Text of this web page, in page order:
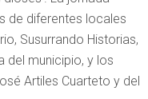
de diferentes locales
Susurrando Historias,
del municipio, y los
Artiles Cuarteto y del